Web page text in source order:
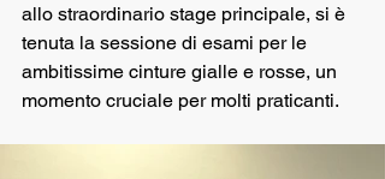
allo straordinario stage principale, si è
tenuta la sessione di esami per le
ambitissime cinture gialle e rosse, un
momento cruciale per molti praticanti.